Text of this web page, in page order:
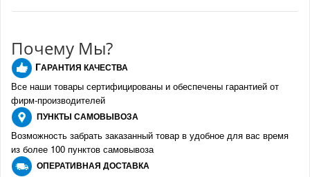
Почему Мы?
ГАРАНТИЯ КАЧЕСТВА
Все наши товары сертифицированы и обеспечены гарантией от
фирм-производителей
ПУНКТЫ САМОВЫВОЗА
Возможность забрать заказанный товар в удобное для вас время
из более 100 пунктов самовывоза
ОПЕРАТИВНАЯ ДОСТАВКА